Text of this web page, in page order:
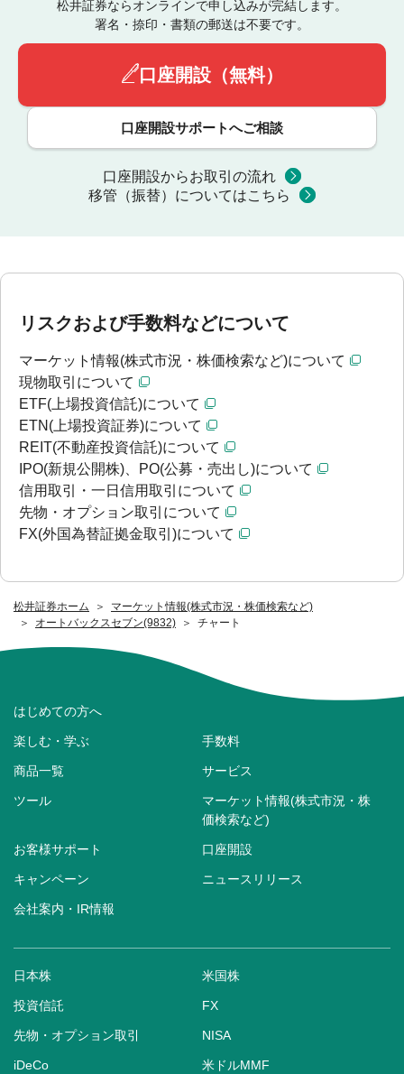
松井証券ホーム
マーケット情報(株式市況・株価検索など)
オートバックスセブン(9832)
チャート
松井証券ならオンラインで申し込みが完結します。
署名・捺印・書類の郵送は不要です。
口座開設（無料）
口座開設サポートへご相談
口座開設からお取引の流れ
移管（振替）についてはこちら
リスクおよび手数料などについて
マーケット情報(株式市況・株価検索など)について
現物取引について
ETF(上場投資信託)について
ETN(上場投資証券)について
REIT(不動産投資信託)について
IPO(新規公開株)、PO(公募・売出し)について
信用取引・一日信用取引について
先物・オプション取引について
FX(外国為替証拠金取引)について
はじめての方へ
楽しむ・学ぶ 手数料
商品一覧 サービス
ツール
マーケット情報(株式市況・株
価検索など)
お客様サポート 口座開設
キャンペーン ニュースリリース
会社案内・IR情報
日本株 米国株
投資信託 FX
先物・オプション取引 NISA
iDeCo 米ドルMMF